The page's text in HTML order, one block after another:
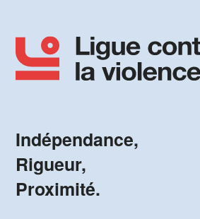
Indépendance,
Rigueur,
Proximité.